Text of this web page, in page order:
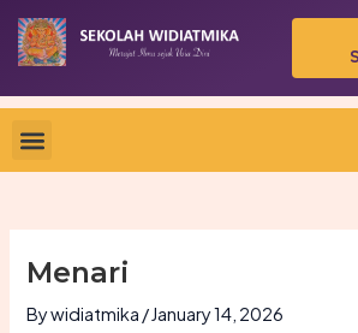
Skip
content
Menari
Bywidiatmika /January 14, 2026